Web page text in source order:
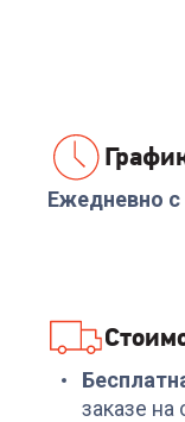
Ежедневно с
заказе на